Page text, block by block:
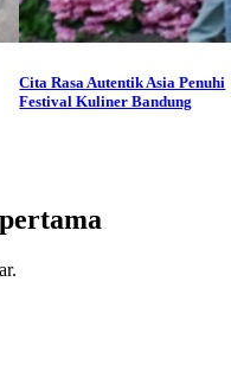
Cita Rasa Autentik Asia Penuhi
Festival Kuliner Bandung